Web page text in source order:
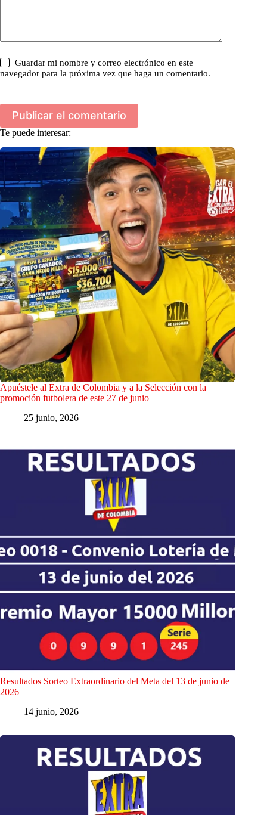
Guardar mi nombre y correo electrónico en este
navegador para la próxima vez que haga un comentario.
Publicar el comentario
Te puede interesar:
Apuéstele al Extra de Colombia y a la Selección con la
promoción futbolera de este 27 de junio
25 junio, 2026
Resultados Sorteo Extraordinario del Meta del 13 de junio de
2026
14 junio, 2026